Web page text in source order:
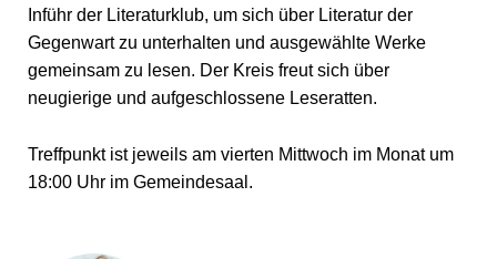
Inführ der Literaturklub, um sich über Literatur der
Gegenwart zu unterhalten und ausgewählte Werke
gemeinsam zu lesen. Der Kreis freut sich über
neugierige und aufgeschlossene Leseratten.
Treffpunkt ist jeweils am vierten Mittwoch im Monat um
18:00 Uhr im Gemeindesaal.